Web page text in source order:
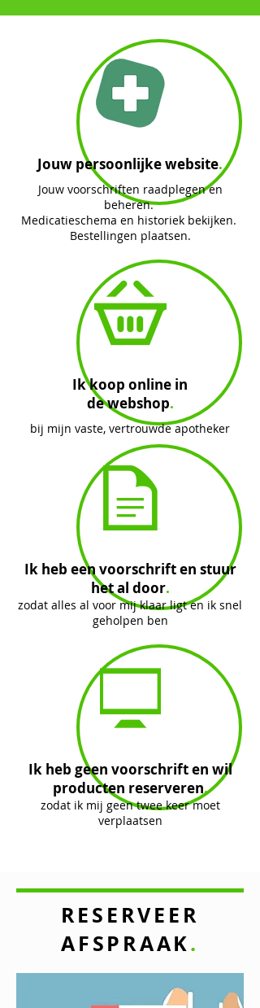
Jouw persoonlijke website.
Jouw voorschriften raadplegen en
beheren.
Medicatieschema en historiek bekijken.
Bestellingen plaatsen.
Ik koop online in
de webshop.
bij mijn vaste, vertrouwdeapotheker
Ik heb een voorschrift en stuur
het al door.
zodat alles al voor mij klaar ligt en ik snel
geholpen ben
Ik heb geen voorschrift en wil
producten reserveren.
zodat ik mij geen twee keer moet
verplaatsen
RESERVEER
AFSPRAAK.